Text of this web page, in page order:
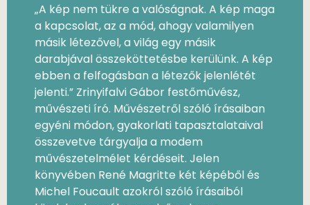
„A kép nem tükre a valóságnak. A kép maga
a kapcsolat, az a mód, ahogy valamilyen
másik létezővel, a világ egy másik
darabjával összeköttetésbe kerülünk. A kép
ebben a felfogásban a létezők jelenlétét
jelenti.” Zrinyifalvi Gábor festőművész,
művészeti író. Művészetről szóló írásaiban
egyéni módon, gyakorlati tapasztalataival
összevetve tárgyalja a modem
művészetelmélet kérdéseit. Jelen
könyvében René Magritte két képéből és
Michel Foucault azokról szóló írásaiból